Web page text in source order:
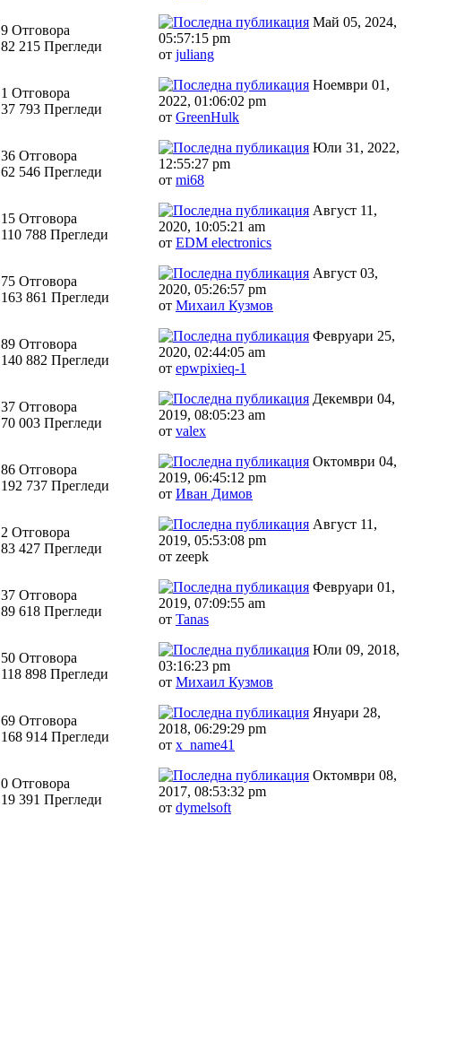
9 Отговора
82 215 Прегледи
Май 05, 2024,
05:57:15 pm
от juliang
1 Отговора
37 793 Прегледи
Ноември 01,
2022, 01:06:02 pm
от GreenHulk
36 Отговора
62 546 Прегледи
Юли 31, 2022,
12:55:27 pm
от mi68
15 Отговора
110 788 Прегледи
Август 11,
2020, 10:05:21 am
от EDM electronics
75 Отговора
163 861 Прегледи
Август 03,
2020, 05:26:57 pm
от Михаил Кузмов
89 Отговора
140 882 Прегледи
Февруари 25,
2020, 02:44:05 am
от epwpixieq-1
37 Отговора
70 003 Прегледи
Декември 04,
2019, 08:05:23 am
от valex
86 Отговора
192 737 Прегледи
Октомври 04,
2019, 06:45:12 pm
от Иван Димов
2 Отговора
83 427 Прегледи
Август 11,
2019, 05:53:08 pm
от zeepk
37 Отговора
89 618 Прегледи
Февруари 01,
2019, 07:09:55 am
от Tanas
50 Отговора
118 898 Прегледи
Юли 09, 2018,
03:16:23 pm
от Михаил Кузмов
69 Отговора
168 914 Прегледи
Януари 28,
2018, 06:29:29 pm
от x_name41
0 Отговора
19 391 Прегледи
Октомври 08,
2017, 08:53:32 pm
от dymelsoft